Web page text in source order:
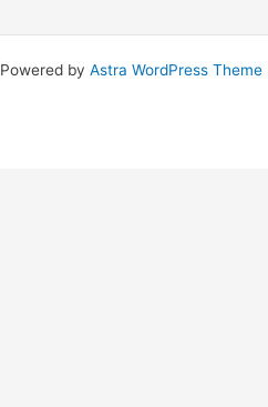
by Astra WordPress Theme